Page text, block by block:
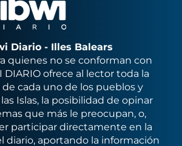
Diario - Illes Balears
quienes no se conforman con
DIARIO ofrece al lector toda la
cada uno de los pueblos y
Islas, la posibilidad de opinar
que más le preocupan, o,
participar directamente en la
diario, aportando la información